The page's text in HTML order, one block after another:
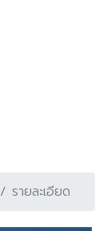
รายละเอียด